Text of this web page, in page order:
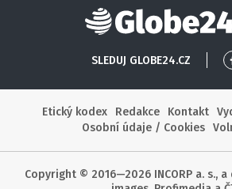
SLEDUJ GLOBE24.CZ
Etický kodex
Redakce Kontakt
Osobní údaje / Cookies
Copyright © 2016—2026 INCORP a. s., a